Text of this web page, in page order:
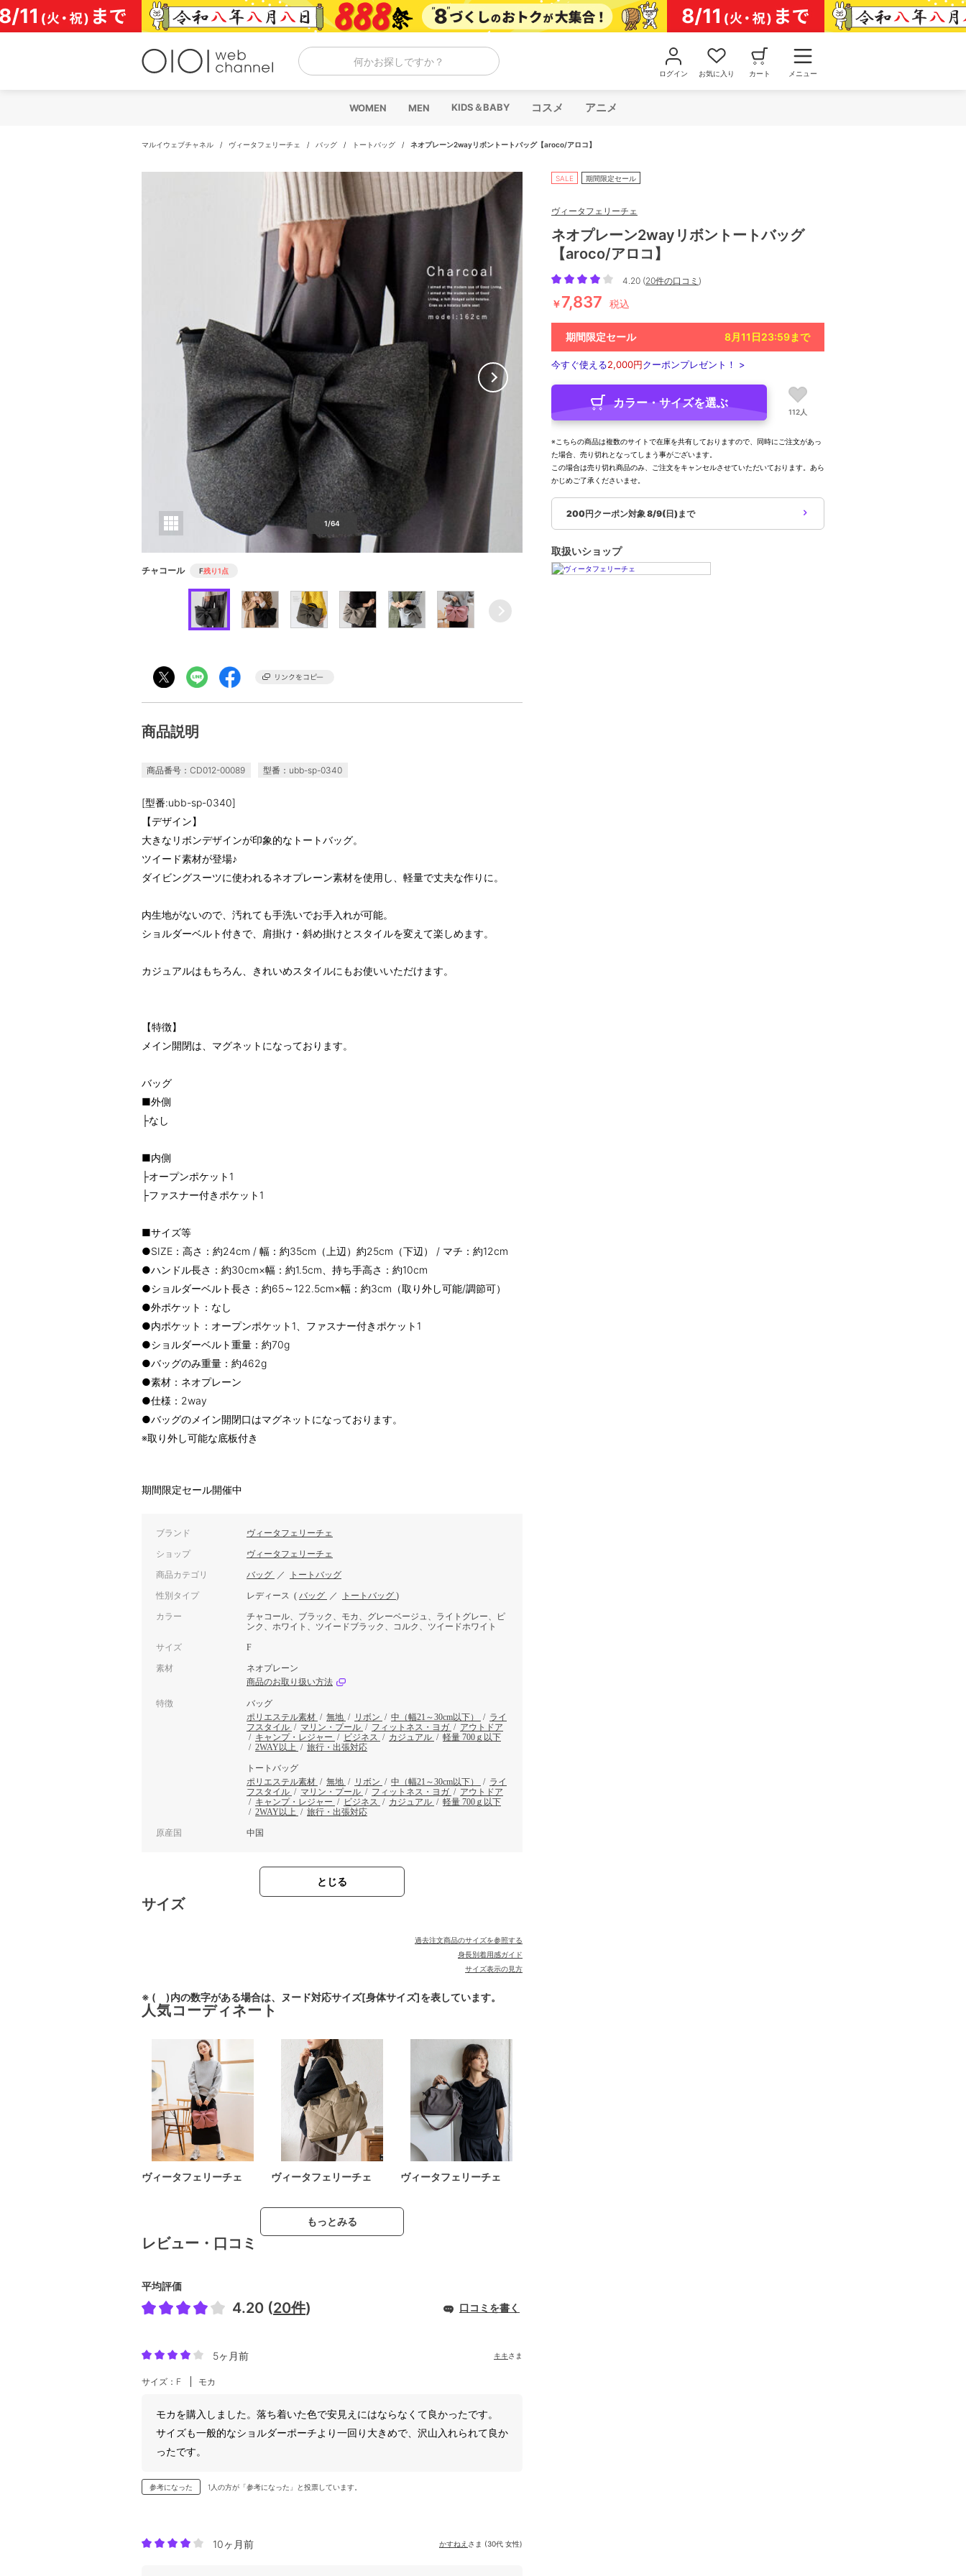
コ
ン
テ
何かお探しですか？
ログイン お気に入り カート メニュー
WOMEN MEN KIDS＆BABY コスメ アニメ
マルイウェブチャネル / ヴィータフェリーチェ / バッグ / トートバッグ / ネオプレーン2wayリボントートバッグ【aroco/アロコ】
1/64
チャコール F残り1点
商品説明
商品番号：CD012-00089 型番：ubb-sp-0340
[型番:ubb-sp-0340]
【デザイン】
大きなリボンデザインが印象的なトートバッグ。
ツイード素材が登場♪
ダイビングスーツに使われるネオプレーン素材を使用し、軽量で丈夫な作りに。
内生地がないので、汚れても手洗いでお手入れが可能。
ショルダーベルト付きで、肩掛け・斜め掛けとスタイルを変えて楽しめます。
カジュアルはもちろん、きれいめスタイルにもお使いいただけます。
【特徴】
メイン開閉は、マグネットになっております。
バッグ
■外側
├なし
■内側
├オープンポケット1
├ファスナー付きポケット1
■サイズ等
●SIZE：高さ：約24cm / 幅：約35cm（上辺）約25cm（下辺） / マチ：約12cm
●ハンドル長さ：約30cm×幅：約1.5cm、持ち手高さ：約10cm
●ショルダーベルト長さ：約65～122.5cm×幅：約3cm（取り外し可能/調節可）
●外ポケット：なし
●内ポケット：オープンポケット1、ファスナー付きポケット1
●ショルダーベルト重量：約70g
●バッグのみ重量：約462g
●素材：ネオプレーン
●仕様：2way
●バッグのメイン開閉口はマグネットになっております。
※取り外し可能な底板付き
期間限定セール開催中
ブランド ヴィータフェリーチェ
ショップ ヴィータフェリーチェ
商品カテゴリ バッグ ／ トートバッグ
性別タイプ レディース ( バッグ ／ トートバッグ )
カラー
チャコール、ブラック、モカ、グレーベージュ、ライトグレー、ピ
ンク、ホワイト、ツイードブラック、コルク、ツイードホワイト
サイズ F
素材
ネオプレーン
商品のお取り扱い方法
特徴
バッグ
ポリエステル素材 / 無地 / リボン / 中（幅21～30cm以下） / ライ
フスタイル / マリン・プール / フィットネス・ヨガ / アウトドア
/ キャンプ・レジャー / ビジネス / カジュアル / 軽量 700ｇ以下
/ 2WAY以上 / 旅行・出張対応
トートバッグ
ポリエステル素材 / 無地 / リボン / 中（幅21～30cm以下） / ライ
フスタイル / マリン・プール / フィットネス・ヨガ / アウトドア
/ キャンプ・レジャー / ビジネス / カジュアル / 軽量 700ｇ以下
/ 2WAY以上 / 旅行・出張対応
原産国 中国
とじる
サイズ
過去注文商品のサイズを参照する
身長別着用感ガイド
サイズ表示の見方
※ ( )内の数字がある場合は、ヌード対応サイズ[身体サイズ]を表しています。
人気コーディネート
ヴィータフェリーチェ ヴィータフェリーチェ ヴィータフェリーチェ
もっとみる
レビュー・口コミ
平均評価
4.20 (20件) 口コミを書く
5ヶ月前 キキさま
サイズ：F モカ
モカを購入しました。落ち着いた色で安見えにはならなくて良かったです。
サイズも一般的なショルダーポーチより一回り大きめで、沢山入れられて良か
ったです。
参考になった 1人の方が「参考になった」と投票しています。
10ヶ月前 かすねえ さま (30代 女性)
SALE 期間限定セール
ヴィータフェリーチェ
ネオプレーン2wayリボントートバッグ
【aroco/アロコ】
4.20 (20件の口コミ )
￥7,837 税込
期間限定セール 8月11日23:59まで
今すぐ使える2,000円クーポンプレゼント！ >
カラー・サイズを選ぶ
112人
※こちらの商品は複数のサイトで在庫を共有しておりますので、同時にご注文があっ
た場合、売り切れとなってしまう事がございます。
この場合は売り切れ商品のみ、ご注文をキャンセルさせていただいております。あら
かじめご了承くださいませ。
200円クーポン対象 8/9(日)まで
取扱いショップ